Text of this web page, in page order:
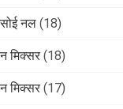
नल (18)
मिक्सर (18)
मिक्सर (17)